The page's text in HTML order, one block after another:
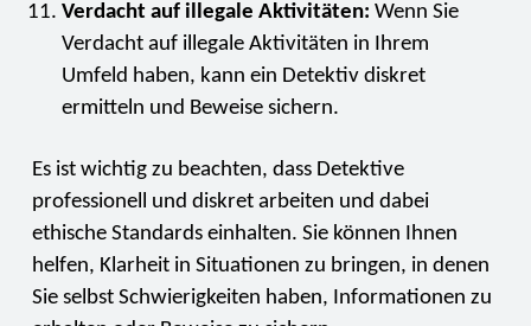
Verdacht auf illegale Aktivitäten: Wenn Sie
Verdacht auf illegale Aktivitäten in Ihrem
Umfeld haben, kann ein Detektiv diskret
ermitteln und Beweise sichern.
Es ist wichtig zu beachten, dass Detektive
professionell und diskret arbeiten und dabei
ethische Standards einhalten. Sie können Ihnen
helfen, Klarheit in Situationen zu bringen, in denen
Sie selbst Schwierigkeiten haben, Informationen zu